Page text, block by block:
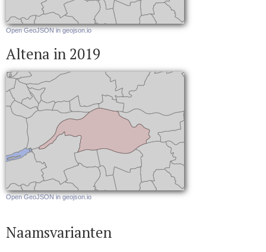
Open GeoJSON in geojson.io
Altena in 2019
Open GeoJSON in geojson.io
Naamsvarianten